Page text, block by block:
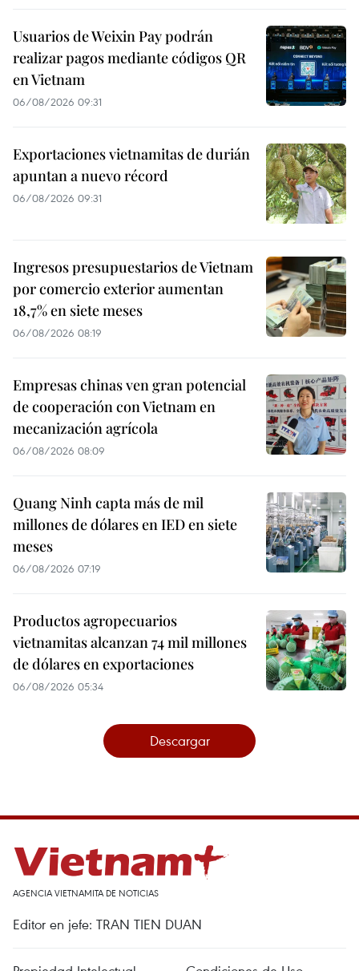
Usuarios de Weixin Pay podrán
realizar pagos mediante códigos QR
en Vietnam
06/08/2026 09:31
Exportaciones vietnamitas de durián
apuntan a nuevo récord
06/08/2026 09:31
Ingresos presupuestarios de Vietnam
por comercio exterior aumentan
18,7% en siete meses
06/08/2026 08:19
Empresas chinas ven gran potencial
de cooperación con Vietnam en
mecanización agrícola
06/08/2026 08:09
Quang Ninh capta más de mil
millones de dólares en IED en siete
meses
06/08/2026 07:19
Productos agropecuarios
vietnamitas alcanzan 74 mil millones
de dólares en exportaciones
06/08/2026 05:34
Descargar
AGENCIA VIETNAMITA DE NOTICIAS
Editor en jefe: TRAN TIEN DUAN